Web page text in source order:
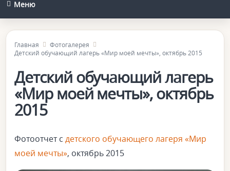
Меню
Главная
Фотогалерея
Детский обучающий лагерь «Мир моей мечты», октябрь 2015
Детский обучающий лагерь
«Мир моей мечты», октябрь
2015
Фотоотчет с детского обучающего лагеря «Мир
моей мечты», октябрь 2015